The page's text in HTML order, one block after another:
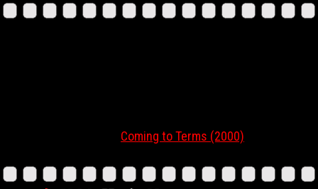
Coming to Terms (2000)